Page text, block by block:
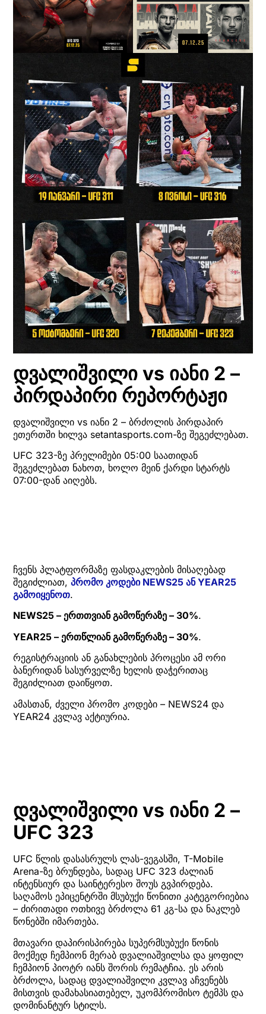
დვალიშვილი vs იანი 2 –
პირდაპირი რეპორტაჟი
დვალიშვილი vs იანი 2 – ბრძოლის პირდაპირ
ეთერთში ხილვა setantasports.com-ზე შეგეძლებათ.
UFC 323-ზე პრელიმები 05:00 საათიდან
შეგეძლებათ ნახოთ, ხოლო მეინ ქარდი სტარტს
07:00-დან აიღებს.
ჩვენს პლატფორმაზე ფასდაკლების მისაღებად
შეგიძლიათ, პრომო კოდები NEWS25 ან YEAR25
გამოიყენოთ.
NEWS25 – ერთთვიან გამოწერაზე – 30%.
YEAR25 – ერთწლიან გამოწერაზე – 30%.
რეგისტრაციის ან განახლების პროცესი ამ ორი
ბანერიდან სასურველზე ხელის დაჭერითაც
შეგიძლიათ დაიწყოთ.
ამასთან, ძველი პრომო კოდები – NEWS24 და
YEAR24 კვლავ აქტიურია.
დვალიშვილი vs იანი 2 –
UFC 323
UFC წლის დასასრულს ლას-ვეგასში, T-Mobile
Arena-ზე ბრუნდება, სადაც UFC 323 ძალიან
ინტენსიურ და საინტერესო შოუს გვპირდება.
საღამოს ეპიცენტრში მსუბუქი წონითი კატეგორიებია
– ძირითადი ოთხივე ბრძოლა 61 კგ-სა და ნაკლებ
წონებში იმართება.
მთავარი დაპირისპირება სუპერმსუბუქი წონის
მოქმედ ჩემპიონ მერაბ დვალიაშვილსა და ყოფილ
ჩემპიონ პიოტრ იანს შორის რემატჩია. ეს არის
ბრძოლა, სადაც დვალიაშვილი კვლავ აჩვენებს
მისთვის დამახასიათებელ, უკომპრომისო ტემპს და
დომინანტურ სტილს.